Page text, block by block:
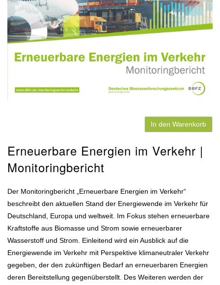
In den Warenkorb
Erneuerbare Energien im Verkehr |
Monitoringbericht
Der Monitoringbericht „Erneuerbare Energien im Verkehr“
beschreibt den aktuellen Stand der Energiewende im Verkehr für
Deutschland, Europa und weltweit. Im Fokus stehen erneuerbare
Kraftstoffe aus Biomasse und Strom sowie erneuerbarer
Wasserstoff und Strom. Einleitend wird ein Ausblick auf die
Energiewende im Verkehr mit Perspektive klimaneutraler Verkehr
gegeben, der den zukünftigen Bedarf an erneuerbaren Energien
deren Bereitstellung gegenüberstellt. Des Weiteren werden der